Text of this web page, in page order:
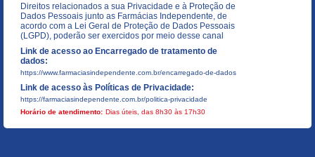
Direitos relacionados a sua Privacidade e à Proteção de
Dados Pessoais junto as Farmácias Independente, de
acordo com a Lei Geral de Proteção de Dados Pessoais
(LGPD), poderão ser exercidos por meio desse canal
Link de acesso ao Encarregado de tratamento de
dados:
https://www.farmaciasindependente.com.br/encarregado-de-dados
Link de acesso às Políticas de Privacidade:
https://farmaciasindependente.com.br/politica-privacidade
Horário de atendimento: Dias úteis, das 8h30 às 17h30